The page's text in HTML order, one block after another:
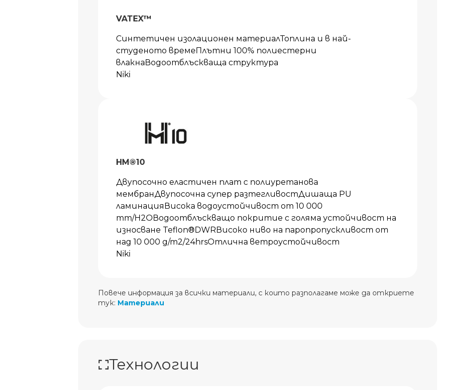
VATEX™
Синтетичен изолационен материалТоплина и в най-
студеното времеПлътни 100% полиестерни
влакнаВодоотблъскваща структура
Niki
HM®10
Двупосочно еластичен плат с полиуретанова
мембранДвупосочна супер разтегливостДишаща PU
ламинацияВисока водоустойчивост от 10 000
mm/H2OВодоотблъскващо покритие с голяма устойчивост на
износване Teflon®DWRВисоко ниво на паропропускливост от
над 10 000 g/m2/24hrsОтлична ветроустойчивост
Niki
Повече информация за всички материали, с които разполагаме може да откриете
тук: Материали
Технологии